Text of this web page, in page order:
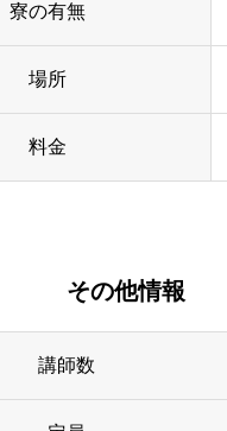
寮の有無
場所
料金
その他情報
講師数